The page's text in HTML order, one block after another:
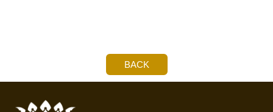
BACK